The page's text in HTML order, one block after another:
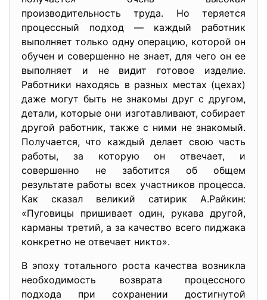
производительность труда. Но теряется
процессный подход — каждый работник
выполняет только одну операцию, которой он
обучен и совершенно не знает, для чего он ее
выполняет и не видит готовое изделие.
Работники находясь в разных местах (цехах)
даже могут быть не знакомы друг с другом,
детали, которые они изготавливают, собирает
другой работник, также с ними не знакомый.
Получается, что каждый делает свою часть
работы, за которую он отвечает, и
совершенно не заботится об общем
результате работы всех участников процесса.
Как сказал великий сатирик А.Райкин:
«Пуговицы пришивает один, рукава другой,
карманы третий, а за качество всего пиджака
конкретно не отвечает никто».
В эпоху тотального роста качества возникла
необходимость возврата процессного
подхода при сохранении достигнутой